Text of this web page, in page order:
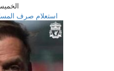
الخميس 30 مايو 2019
استعلام صرف